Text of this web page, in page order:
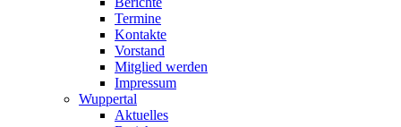
Termine
Kontakte
Vorstand
Mitglied werden
Impressum
Wuppertal
Aktuelles